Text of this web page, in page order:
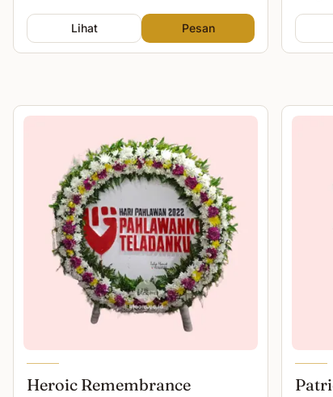
Lihat Pesan
Heroic Remembrance